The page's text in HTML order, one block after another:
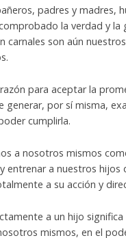
padres y madres,
la verdad y
carnales son aún
para aceptar la
generar, por sí misma,
cumplirla.
a nosotros mismos
entrenar a nuestros hijos
a su acción y
a un hijo
mismos, en el